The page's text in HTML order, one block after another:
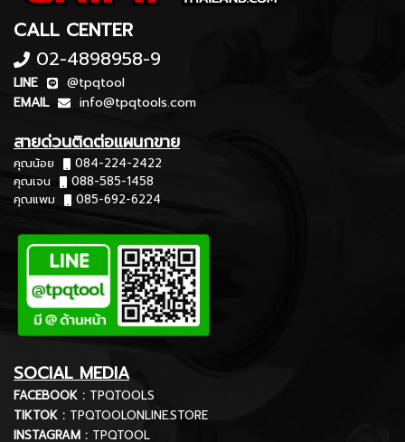
CALL CENTER
02-4898958-9
LINE
@tpqtool
EMAIL
info@tpqtools.com
สายด่วนติดต่อแผนกขาย
คุณน้อย
084-224-2422
คุณเจน
088-585-1458
คุณแพม
085-692-6224
SOCIAL MEDIA
FACEBOOK : TPQTOOLS
TIKTOK : TPQTOOLONLINE.STORE
INSTAGRAM : TPQTOOL